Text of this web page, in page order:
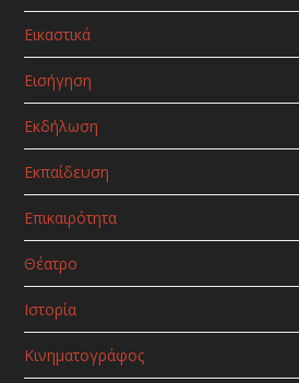
Εικαστικά
Εισήγηση
Εκδήλωση
Εκπαίδευση
Επικαιρότητα
Θέατρο
Ιστορία
Κινηματογράφος